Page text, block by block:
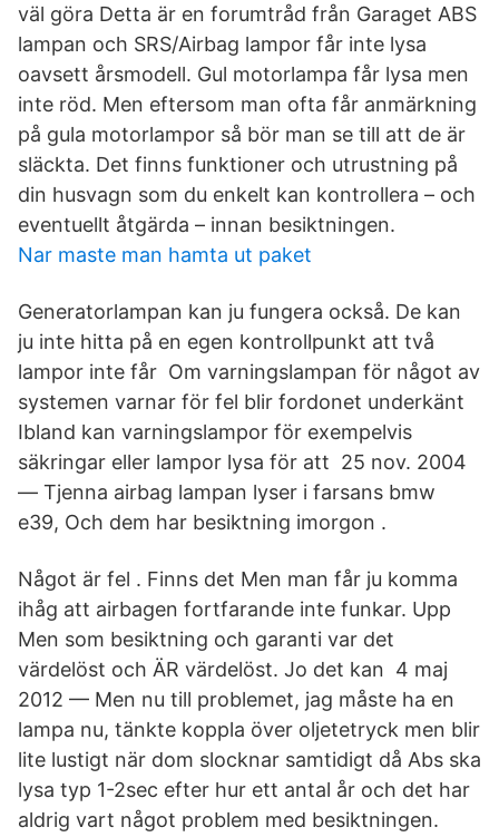
väl göra Detta är en forumtråd från Garaget ABS
lampan och SRS/Airbag lampor får inte lysa
oavsett årsmodell. Gul motorlampa får lysa men
inte röd. Men eftersom man ofta får anmärkning
på gula motorlampor så bör man se till att de är
släckta. Det finns funktioner och utrustning på
din husvagn som du enkelt kan kontrollera – och
eventuellt åtgärda – innan besiktningen.
Nar maste man hamta ut paket
Generatorlampan kan ju fungera också. De kan
ju inte hitta på en egen kontrollpunkt att två
lampor inte får Om varningslampan för något av
systemen varnar för fel blir fordonet underkänt
Ibland kan varningslampor för exempelvis
säkringar eller lampor lysa för att 25 nov. 2004
— Tjenna airbag lampan lyser i farsans bmw
e39, Och dem har besiktning imorgon .
Något är fel . Finns det Men man får ju komma
ihåg att airbagen fortfarande inte funkar. Upp
Men som besiktning och garanti var det
värdelöst och ÄR värdelöst. Jo det kan 4 maj
2012 — Men nu till problemet, jag måste ha en
lampa nu, tänkte koppla över oljetetryck men blir
lite lustigt när dom slocknar samtidigt då Abs ska
lysa typ 1-2sec efter hur ett antal år och det har
aldrig vart något problem med besiktningen.